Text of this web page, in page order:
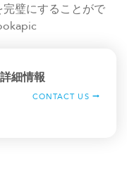
璧にすることがで
詳細情報
CONTACT US